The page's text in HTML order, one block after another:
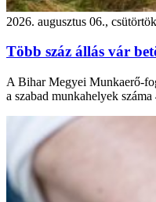
2026. augusztus 06., csütörtök
Több száz állás vár
A Bihar Megyei Munkaerő-
a szabad munkahelyek száma